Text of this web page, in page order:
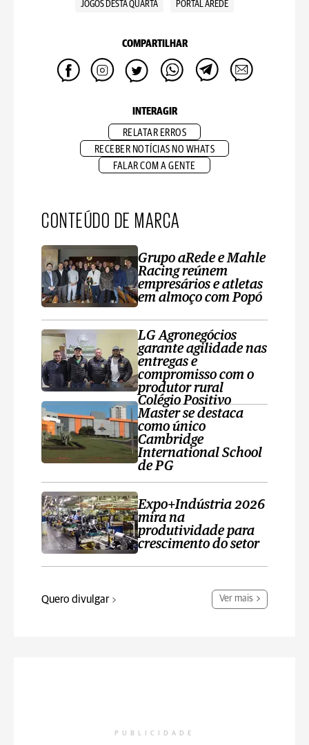
JOGOS DESTA QUARTA PORTAL AREDE
COMPARTILHAR
INTERAGIR
RELATAR ERROS
RECEBER NOTÍCIAS NO WHATS
FALAR COM A GENTE
CONTEÚDO DE MARCA
Grupo aRede e Mahle
Racing reúnem
empresários e atletas
em almoço com Popó
LG Agronegócios
garante agilidade nas
entregas e
compromisso com o
produtor rural
Colégio Positivo
Master se destaca
como único
Cambridge
International School
de PG
Expo+Indústria 2026
mira na
produtividade para
crescimento do setor
Quero divulgar Ver mais
PUBLICIDADE